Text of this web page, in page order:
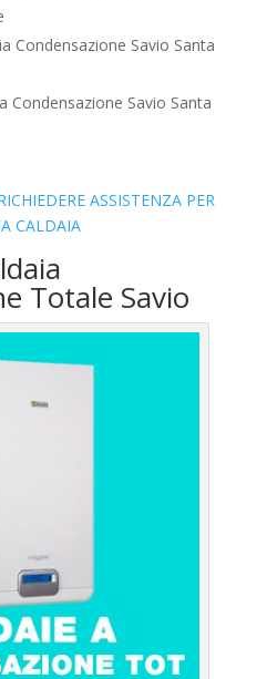
Condensazione Savio Santa
Condensazione Savio Santa
ASSISTENZA PER
CALDAIA
Totale Savio